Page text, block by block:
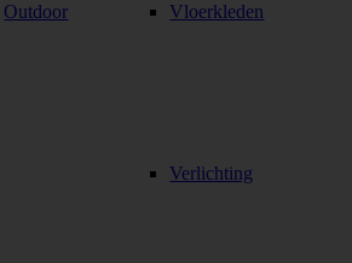
Outdoor Vloerkleden
Verlichting